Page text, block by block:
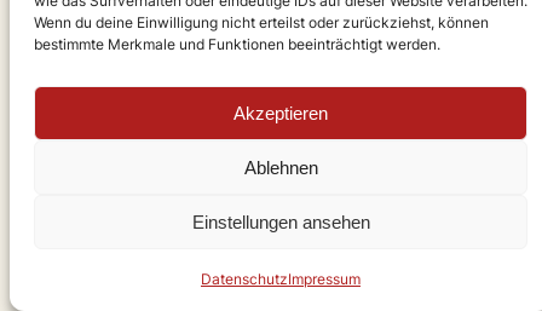
Wenn du deine Einwilligung nicht erteilst oder zurückziehst, können
bestimmte Merkmale und Funktionen beeinträchtigt werden.
Akzeptieren
Ablehnen
Einstellungen ansehen
DatenschutzImpressum